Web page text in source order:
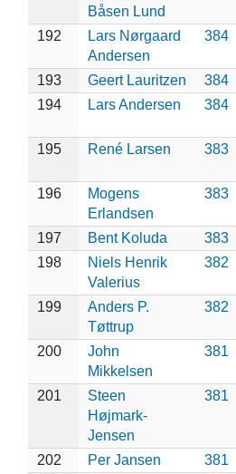
Båsen Lund
192
Lars Nørgaard
Andersen
384
193 Geert Lauritzen
384
194
Lars Andersen 384
195 René Larsen 383
196
Mogens
Erlandsen
383
197 Bent Koluda
383
198
Niels Henrik
Valerius
382
199
Anders P.
Tøttrup
382
200
John
Mikkelsen
381
201
Steen
Højmark-
Jensen
381
202 Per Jansen
381